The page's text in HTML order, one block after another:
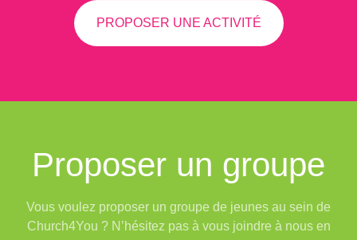
PROPOSER UNE ACTIVITÉ
Proposer un groupe
Vous voulez proposer un groupe de jeunes au sein de
Church4You ? N’hésitez pas à vous joindre à nous en